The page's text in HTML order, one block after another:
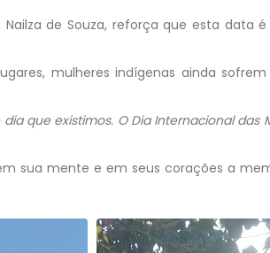
Nailza de Souza, reforça que esta
mulheres indígenas ainda
que existimos. O Dia Internacional das
sua mente e em seus corações a